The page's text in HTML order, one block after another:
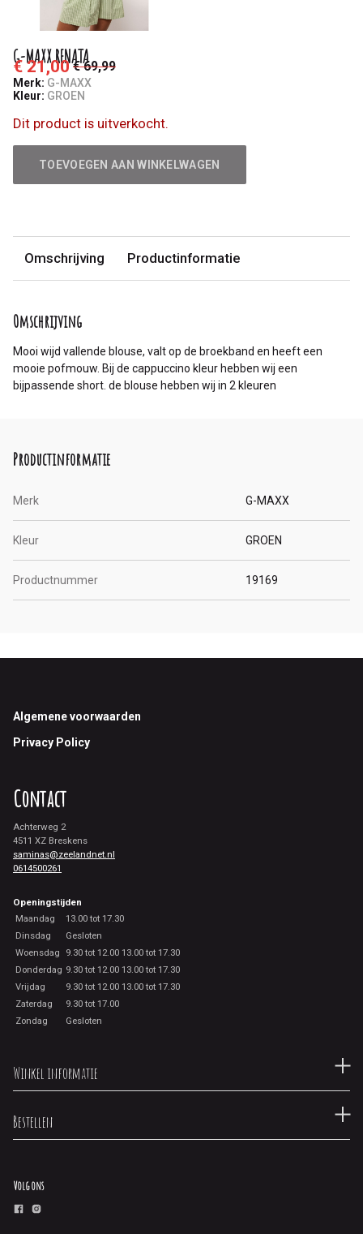
G-MAXX RENATA
€ 21,00 € 69,99
Merk: G-MAXX
Kleur: GROEN
Dit product is uitverkocht.
TOEVOEGEN AAN WINKELWAGEN
Omschrijving Productinformatie
Omschrijving
Mooi wijd vallende blouse, valt op de broekband en heeft een
mooie pofmouw. Bij de cappuccino kleur hebben wij een
bijpassende short. de blouse hebben wij in 2 kleuren
Productinformatie
Merk G-MAXX
Kleur GROEN
Productnummer 19169
Footer
Algemene voorwaarden
Privacy Policy
Contact
Achterweg 2
4511 XZ Breskens
saminas@zeelandnet.nl
0614500261
Openingstijden
Maandag
13.00 tot 17.30
Dinsdag
Gesloten
Woensdag
9.30 tot 12.00 13.00 tot 17.30
Donderdag 9.30 tot 12.00 13.00 tot 17.30
Vrijdag
9.30 tot 12.00 13.00 tot 17.30
Zaterdag
9.30 tot 17.00
Zondag
Gesloten
Winkel informatie
Bestellen
Volg ons